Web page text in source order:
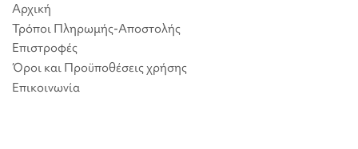
Αρχική
Τρόποι Πληρωμής-Αποστολής
Επιστροφές
Όροι και Προϋποθέσεις χρήσης
Επικοινωνία